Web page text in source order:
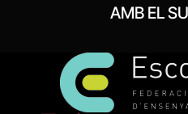
AMB EL